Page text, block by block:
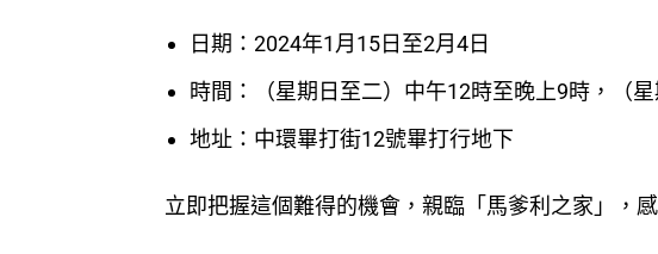
日期：2024年1月15日至2月4日
時間：（星期日至二）中午12時至晚上9時，（
地址：中環畢打街12號畢打行地下
立即把握這個難得的機會，親臨「馬爹利之家」，